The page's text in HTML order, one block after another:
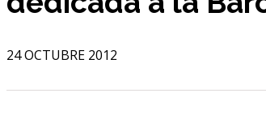
24 OCTUBRE 2012